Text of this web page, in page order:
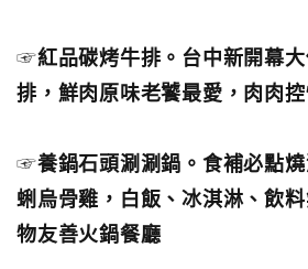
☞紅品碳烤牛排。台中新開幕
排，鮮肉原味老饕最愛，肉肉控
☞養鍋石頭涮涮鍋。食補必點
蜊烏骨雞，白飯、冰淇淋、飲
物友善火鍋餐廳